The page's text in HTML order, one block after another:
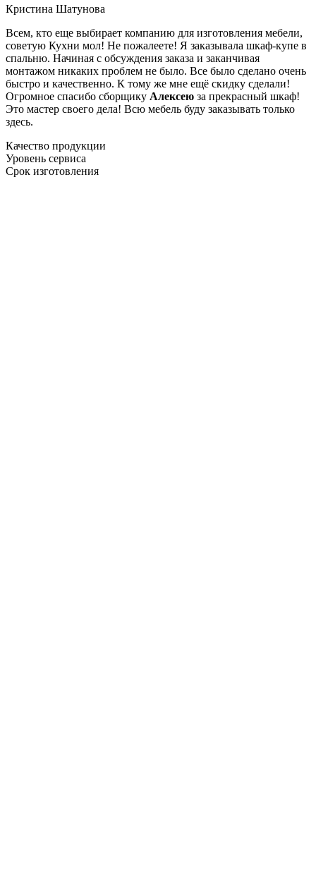
Кристина Шатунова
Всем, кто еще выбирает компанию для изготовления мебели,
советую Кухни мол! Не пожалеете! Я заказывала шкаф-купе в
спальню. Начиная с обсуждения заказа и заканчивая
монтажом никаких проблем не было. Все было сделано очень
быстро и качественно. К тому же мне ещё скидку сделали!
Огромное спасибо сборщику Алексею за прекрасный шкаф!
Это мастер своего дела! Всю мебель буду заказывать только
здесь.
Качество продукции
Уровень сервиса
Срок изготовления